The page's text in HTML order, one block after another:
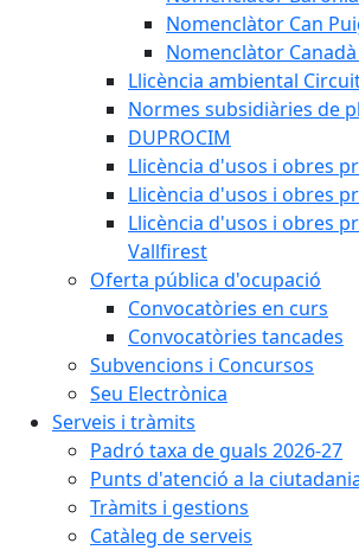
Nomenclàtor Can
Nomenclàtor
Llicència ambiental
Normes subsidiàries de
DUPROCIM
Llicència d'usos i obres
Llicència d'usos i obres
Llicència d'usos i obres
Vallfirest
Oferta pública d'ocupació
Convocatòries en curs
Convocatòries tancades
Subvencions i Concursos
Seu Electrònica
Serveis i tràmits
Padró taxa de guals 2026-27
Punts d'atenció a la
Tràmits i gestions
Catàleg de serveis